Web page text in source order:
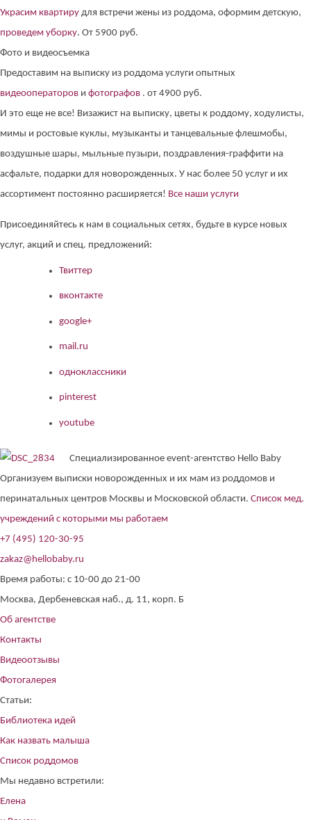
Украсим квартиру для встречи жены из роддома, оформим детскую,
проведем уборку. От 5900 руб.
Фото и видеосъемка
Предоставим на выписку из роддома услуги опытных
видеооператоров и фотографов . от 4900 руб.
И это еще не все! Визажист на выписку, цветы к роддому, ходулисты,
мимы и ростовые куклы, музыканты и танцевальные флешмобы,
воздушные шары, мыльные пузыри, поздравления-граффити на
асфальте, подарки для новорожденных. У нас более 50 услуг и их
ассортимент постоянно расширяется! Все наши услуги
Присоединяйтесь к нам в социальных сетях, будьте в курсе новых
услуг, акций и спец. предложений:
Твиттер
вконтакте
google+
mail.ru
одноклассники
pinterest
youtube
Специализированное event-агентство Hello Baby
Организуем выписки новорожденных и их мам из роддомов и
перинатальных центров Москвы и Московской области. Список мед.
учреждений с которыми мы работаем
+7 (495) 120-30-95
zakaz@hellobaby.ru
Время работы: с 10-00 до 21-00
Москва, Дербеневская наб., д. 11, корп. Б
Об агентстве
Контакты
Видеоотзывы
Фотогалерея
Статьи:
Библиотека идей
Как назвать малыша
Список роддомов
Мы недавно встретили:
Елена